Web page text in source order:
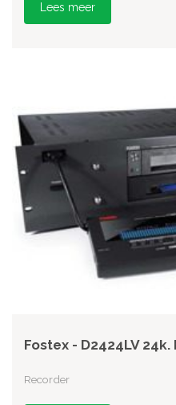
Lees meer
Fostex - D2424LV
Recorder